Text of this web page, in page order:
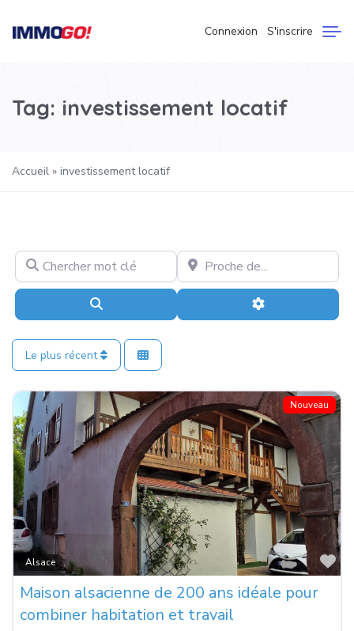
Connexion S'inscrire
Tag: investissement locatif
Accueil » investissement locatif
Chercher mot clé Proche de…
Recherche Advanced
Le plus récent
Nouveau
Alsace
Maison alsacienne de 200 ans idéale pour
combiner habitation et travail